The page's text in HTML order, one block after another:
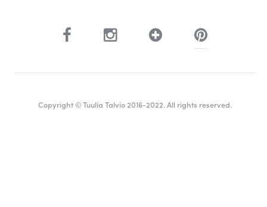
Copyright © Tuulia Talvio 2016-2022. All rights reserved.